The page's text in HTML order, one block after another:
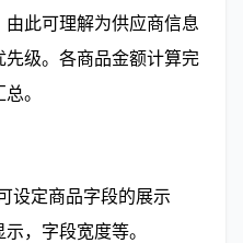
此可理解为供应商信息
级。各商品金额计算完
。
设定商品字段的展示
，字段宽度等。